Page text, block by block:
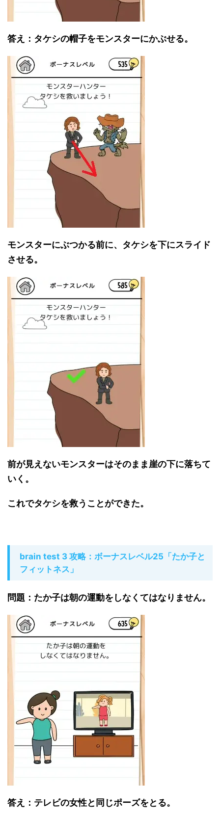
答え：タケシの帽子をモンスターにかぶせる。
モンスターにぶつかる前に、タケシを下にスライド
させる。
前が見えないモンスターはそのまま崖の下に落ちて
いく。
これでタケシを救うことができた。
brain test 3 攻略：ボーナスレベル25「たか子と
フィットネス」
問題：たか子は朝の運動をしなくてはなりません。
答え：テレビの女性と同じポーズをとる。